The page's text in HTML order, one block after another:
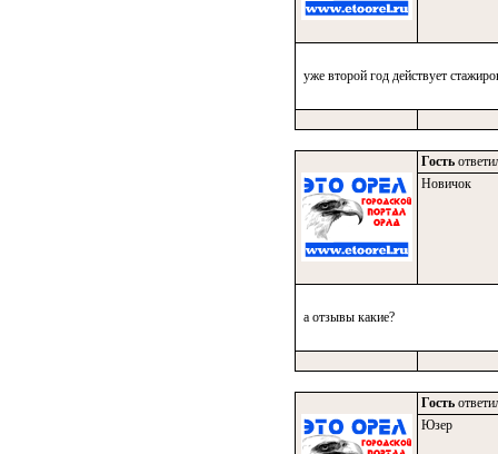
уже второй год действует
Гость
Новичок
а отзывы какие?
Гость
Юзер